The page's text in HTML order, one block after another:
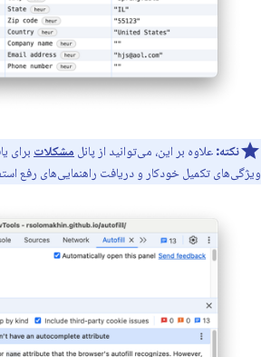
نکته: علاوه بر این، می‌توانید از پانل مشکلات برای
ویژگی‌های تکمیل خودکار و دریافت راهنمایی‌های رفع